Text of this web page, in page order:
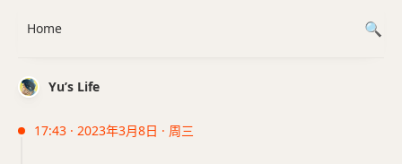
Yu’s Life
17:43 · 2023年3月8日 · 周三
Home